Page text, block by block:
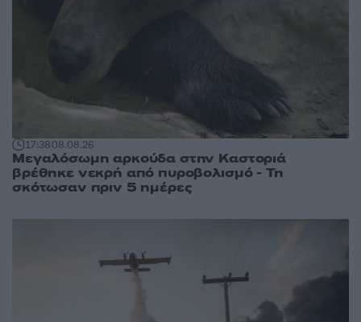
17:3808.08.26
Μεγαλόσωμη αρκούδα στην Καστοριά
βρέθηκε νεκρή από πυροβολισμό - Τη
σκότωσαν πριν 5 ημέρες